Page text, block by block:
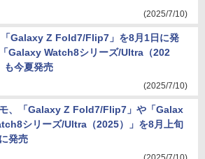
(2025/7/10)
Galaxy Z Fold7/Flip7」を8月1日に発
Galaxy Watch8シリーズ/Ultra（202
も今夏発売
(2025/7/10)
モ、「Galaxy Z Fold7/Flip7」や「Galax
シリーズ/Ultra（2025）」を8月上旬
発売